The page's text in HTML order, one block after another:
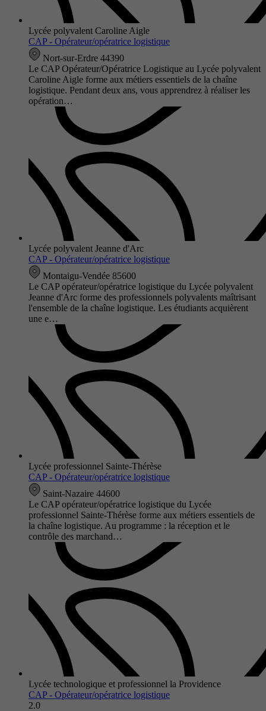
Lycée polyvalent Caroline Aigle
CAP - Opérateur/opératrice logistique
Nort-sur-Erdre 44390
Le CAP Opérateur/Opératrice Logistique au Lycée polyvalent
Caroline Aigle forme aux métiers essentiels de la chaîne
logistique. Pendant deux ans, vous apprendrez à réaliser les
opération…
Lycée polyvalent Jeanne d'Arc
CAP - Opérateur/opératrice logistique
Montaigu-Vendée 85600
Le CAP opérateur/opératrice logistique du Lycée polyvalent
Jeanne d'Arc forme des professionnels polyvalents maîtrisant
l'ensemble de la chaîne logistique. Les étudiants acquièrent
une e…
Lycée professionnel Sainte-Thérèse
CAP - Opérateur/opératrice logistique
Saint-Nazaire 44600
Le CAP opérateur/opératrice logistique du Lycée
professionnel Sainte-Thérèse forme aux métiers essentiels de
la chaîne logistique. Au programme : la réception et le
contrôle des marchand…
Lycée technologique et professionnel la Providence
CAP - Opérateur/opératrice logistique
2.0